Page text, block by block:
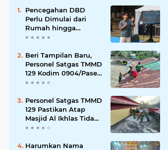
Pencegahan DBD
Perlu Dimulai dari
Rumah hingga
Lingkungan Sekolah
Beri Tampilan Baru,
Personel Satgas TMMD
129 Kodim 0904/Paser
Cat Atap Rumah
Personel Satgas TMMD
129 Pastikan Atap
Masjid Al Ikhlas Tidak
Bocor Lagi
Harumkan Nama